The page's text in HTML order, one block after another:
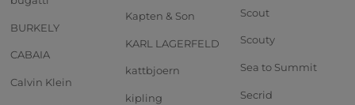
BURKELY
CABAIA
Calvin Klein
Kapten & Son
KARL LAGERFELD
kattbjoern
kipling
Scout
Scouty
Sea to Summit
Secrid